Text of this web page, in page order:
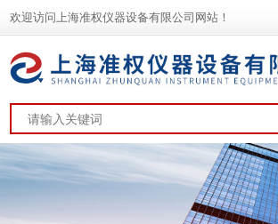
欢迎访问上海准权仪器设备有限公司网站！